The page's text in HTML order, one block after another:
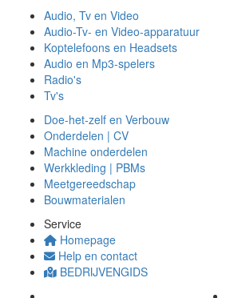
Audio, Tv en Video
Audio-Tv- en Video-apparatuur
Koptelefoons en Headsets
Audio en Mp3-spelers
Radio's
Tv's
Doe-het-zelf en Verbouw
Onderdelen | CV
Machine onderdelen
Werkkleding | PBMs
Meetgereedschap
Bouwmaterialen
Service
Homepage
Help en contact
BEDRIJVENGIDS